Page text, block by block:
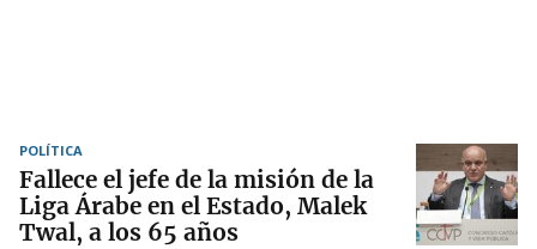
POLÍTICA
Fallece el jefe de la misión de la
Liga Árabe en el Estado, Malek
Twal, a los 65 años